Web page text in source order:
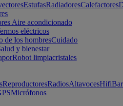
EstufasRadiadoresCalefactores
Aire acondicionado
eléctricos
de los hombresCuidado
y bienestar
Robot limpiacristales
ReproductoresRadiosAltavocesHifi
Micrófonos